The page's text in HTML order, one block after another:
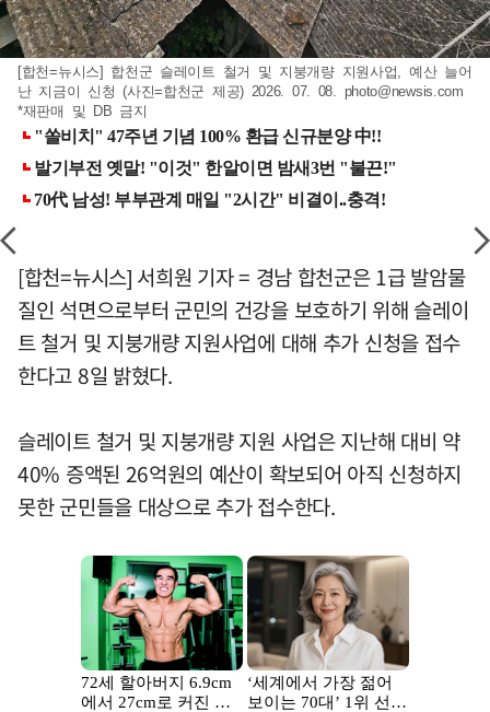
[합천=뉴시스] 합천군 슬레이트 철거 및 지붕개량 지원사업, 예산 늘어
난 지금이 신청 (사진=합천군 제공) 2026. 07. 08. photo@newsis.com
*재판매 및 DB 금지
[합천=뉴시스] 서희원 기자 = 경남 합천군은 1급 발암물
질인 석면으로부터 군민의 건강을 보호하기 위해 슬레이
트 철거 및 지붕개량 지원사업에 대해 추가 신청을 접수
한다고 8일 밝혔다.
슬레이트 철거 및 지붕개량 지원 사업은 지난해 대비 약
40% 증액된 26억원의 예산이 확보되어 아직 신청하지
못한 군민들을 대상으로 추가 접수한다.